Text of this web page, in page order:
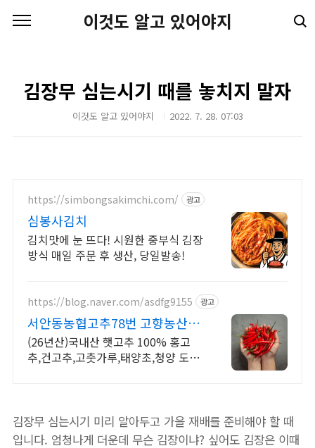
이것도 알고 있어야지
김장무 심는시기 때를 놓치지 말자
이것도 알고 있어야지 2022. 7. 28. 07:03
https://simbongsakimchi.com/ 광고
심봉사김치
김치맛에 눈 뜨다! 시원한 중부식 김장
방식 매일 주문 후 생산, 당일발송!
https://blog.naver.com/asdfg9155 광고
서안동농협고추78번 고향농산
26년산 햇건고추/고춧가루
(26년산)국내산 햇고추 100% 홍고
추,건고추,고춧가루,태양초,청양 도매
김장무 심는시기 미리 알아두고 가을 재배를 준비해야 할 때
입니다. 엄청나게 더운데 무슨 김장이냐? 싶어도 김장은 이때